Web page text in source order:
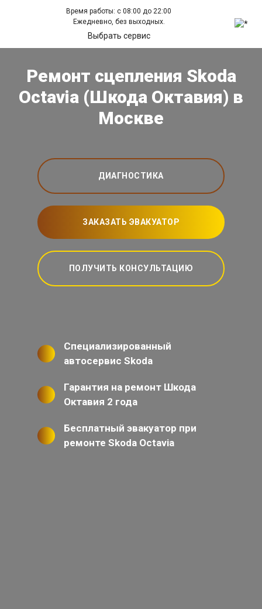
Время работы: с 08:00 до 22:00
Ежедневно, без выходных.
Выбрать сервис
Ремонт сцепления Skoda
Octavia (Шкода Октавия) в
Москве
ДИАГНОСТИКА
ЗАКАЗАТЬ ЭВАКУАТОР
ПОЛУЧИТЬ КОНСУЛЬТАЦИЮ
Специализированный
автосервис Skoda
Гарантия на ремонт Шкода
Октавия 2 года
Бесплатный эвакуатор при
ремонте Skoda Octavia